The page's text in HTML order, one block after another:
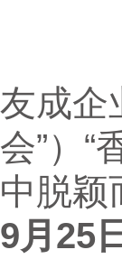
友成企
会”）“
中脱颖
9月25